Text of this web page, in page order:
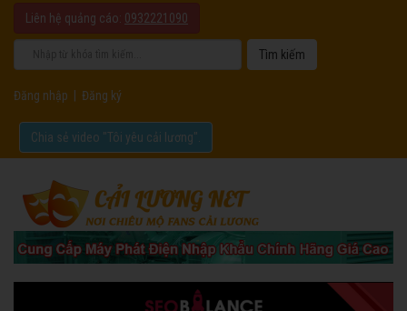
Liên hệ quảng cáo: 0932221090
Đăng nhập Đăng ký
Chia sẻ video "Tôi yêu cải lương".